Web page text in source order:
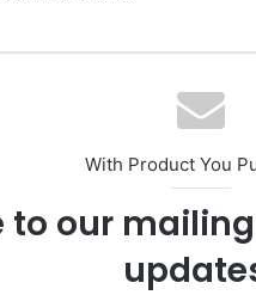
With Product You
to our